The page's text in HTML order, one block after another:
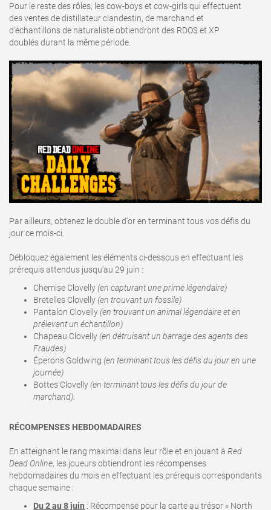
Pour le reste des rôles, les cow-boys et cow-girls qui effectuent
des ventes de distillateur clandestin, de marchand et
d'échantillons de naturaliste obtiendront des RDO$ et XP
doublés durant la même période.
Par ailleurs, obtenez le double d'or en terminant tous vos défis du
jour ce mois-ci.
Débloquez également les éléments ci-dessous en effectuant les
prérequis attendus jusqu'au 29 juin :
Chemise Clovelly(en capturant une prime légendaire)
Bretelles Clovelly(en trouvant un fossile)
Pantalon Clovelly(en trouvant un animal légendaire et en
prélevant un échantillon)
Chapeau Clovelly(en détruisant un barrage des agents des
Fraudes)
Éperons Goldwing (en terminant tous les défis du jour en une
journée)
Bottes Clovelly(en terminant tous les défis du jour de
marchand)
RÉCOMPENSES HEBDOMADAIRES
En atteignant le rang maximal dans leur rôle et en jouant à Red
Dead Online, les joueurs obtiendront les récompenses
hebdomadaires du mois en effectuant les prérequis correspondants
chaque semaine :
Du 2 au 8 juin : Récompense pour la carte au trésor « North